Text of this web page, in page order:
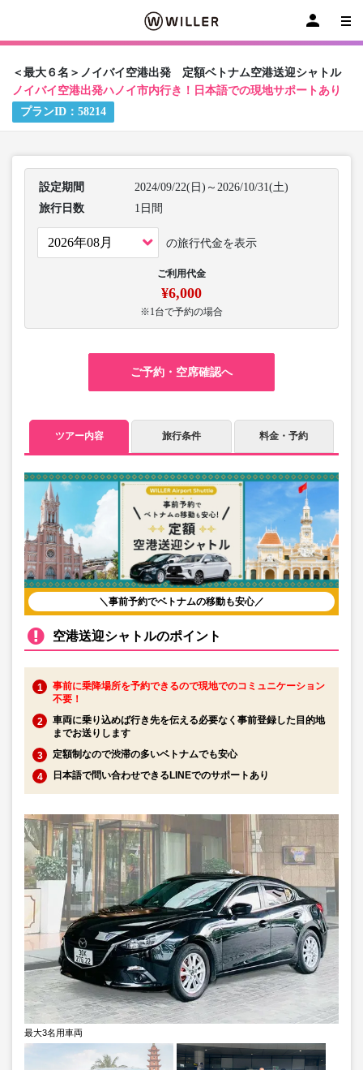
＜最大６名＞ノイバイ空港出発 定額ベトナム空港送迎シャトル
ノイバイ空港出発ハノイ市内行き！日本語での現地サポートあり
プランID： 58214
設定期間
2024/09/22(日)～2026/10/31(土)
旅行日数
1日間
の旅行代金を表示
ご利用代金
¥6,000
※1台で予約の場合
ご予約・空席確認へ
ツアー内容 旅行条件 料金・予約
＼事前予約でベトナムの移動も安心／
空港送迎シャトルのポイント
事前に乗降場所を予約できるので現地でのコミュニケーション
不要！
車両に乗り込めば行き先を伝える必要なく事前登録した目的地
までお送りします
定額制なので渋滞の多いベトナムでも安心
日本語で問い合わせできるLINEでのサポートあり
最大3名用車両